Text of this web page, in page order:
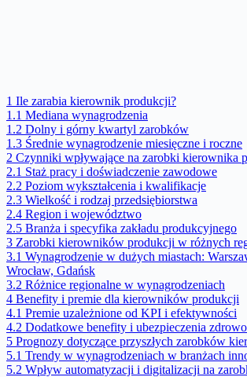
1 Ile zarabia kierownik produkcji?
1.1 Mediana wynagrodzenia
1.2 Dolny i górny kwartyl zarobków
1.3 Średnie wynagrodzenie miesięczne i roczne
2 Czynniki wpływające na zarobki kierownika
2.1 Staż pracy i doświadczenie zawodowe
2.2 Poziom wykształcenia i kwalifikacje
2.3 Wielkość i rodzaj przedsiębiorstwa
2.4 Region i województwo
2.5 Branża i specyfika zakładu produkcyjnego
3 Zarobki kierowników produkcji w różnych
3.1 Wynagrodzenie w dużych miastach:
Wrocław, Gdańsk
3.2 Różnice regionalne w wynagrodzeniach
4 Benefity i premie dla kierowników produkcji
4.1 Premie uzależnione od KPI i efektywności
4.2 Dodatkowe benefity i ubezpieczenia
5 Prognozy dotyczące przyszłych zarobków
5.1 Trendy w wynagrodzeniach w branżach
5.2 Wpływ automatyzacji i digitalizacji na